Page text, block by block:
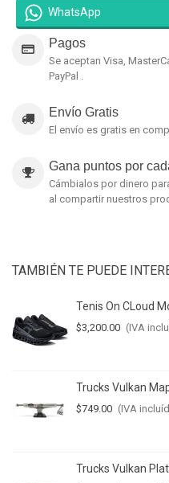
WhatsApp
Pagos
Se aceptan Visa,
PayPal .
Envío Gratis
El envío es gratis en
Gana puntos por
Cámbialos por dinero
al compartir nuestros
TAMBIÉN TE PUEDE
Tenis On CLoud
$3,200.00 (IVA
Trucks Vulkan
$749.00 (IVA
Trucks Vulkan